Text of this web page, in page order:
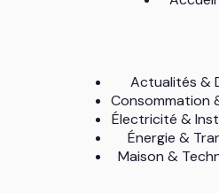
Actualités &
Consommation
Électricité &
Énergie &
Maison &